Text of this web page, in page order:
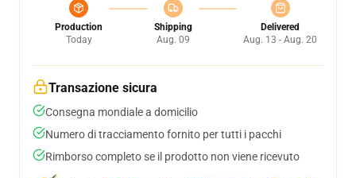
Production
Today
Shipping
Aug. 09
Delivered
Aug. 13 - Aug. 20
Transazione sicura
Consegna mondiale a domicilio
Numero di tracciamento fornito per tutti i pacchi
Rimborso completo se il prodotto non viene ricevuto